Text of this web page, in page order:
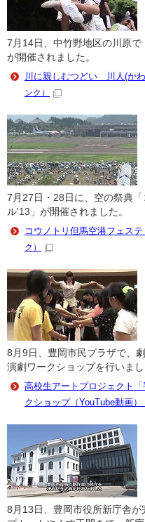
7月14日、中竹野地区の川原で
が開催されました。
川に親しむつどい 川人(かわ
ンク）
7月27日・28日に、空の祭典
ル'13」が開催されました。
コウノトリ但馬空港フェステ
ク）
8月9日、豊岡市民プラザで、
演劇ワークショップを行いまし
高校生アートプロジェクト
クショップ（YouTube動画）
8月13日、豊岡市役所新庁舎